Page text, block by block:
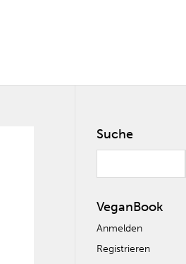
Suche
VeganBook
Anmelden
Registrieren